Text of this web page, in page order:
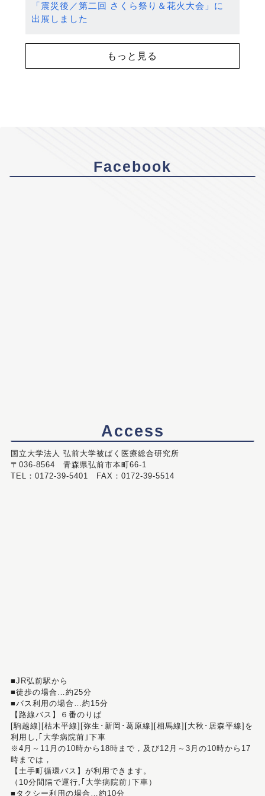
「震災後／第二回 さくら祭り＆花火大会」に
出展しました
もっと見る
Facebook
Access
国立大学法人 弘前大学被ばく医療総合研究所
〒036-8564 青森県弘前市本町66-1
TEL：0172-39-5401 FAX：0172-39-5514
■JR弘前駅から
■徒歩の場合…約25分
■バス利用の場合…約15分
【路線バス】６番のりば
[駒越線][枯木平線][弥生･新岡･葛原線][相馬線][大秋･居森平線]を
利用し,｢大学病院前｣下車
※4月～11月の10時から18時まで，及び12月～3月の10時から17
時までは，
【土手町循環バス】が利用できます。
（10分間隔で運行,｢大学病院前｣下車）
■タクシー利用の場合…約10分